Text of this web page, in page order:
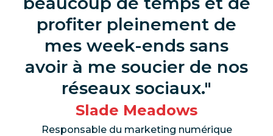
profiter pleinement de
mes week-ends sans
avoir à me soucier de nos
réseaux sociaux.
Slade Meadows
Responsable du marketing numérique